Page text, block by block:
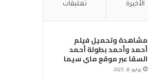
الأخيرة تعليقات
مشاهدة وتحميل فيلم
أحمد وأحمد بطولة أحمد
السقا عبر موقع ماي سيما
MyCima (وي سيما WeCima)
يوليو 8, 2025